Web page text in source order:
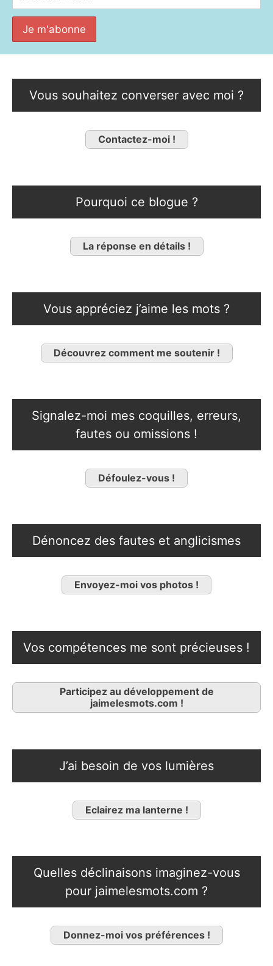
Vous souhaitez converser avec moi ?
Contactez-moi !
Pourquoi ce blogue ?
La réponse en détails !
Vous appréciez j’aime les mots ?
Découvrez comment me soutenir !
Signalez-moi mes coquilles, erreurs,
fautes ou omissions !
Défoulez-vous !
Dénoncez des fautes et anglicismes
Envoyez-moi vos photos !
Vos compétences me sont précieuses !
Participez au développement de
jaimelesmots.com !
J’ai besoin de vos lumières
Eclairez ma lanterne !
Quelles déclinaisons imaginez-vous
pour jaimelesmots.com ?
Donnez-moi vos préférences !